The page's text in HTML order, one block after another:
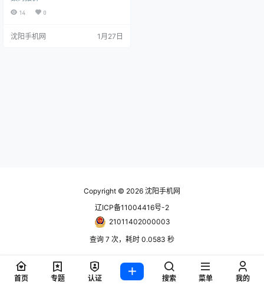
信同步，15674294444微信同步 沈
站更新！ www.024hh.com 微信公
14 0
沈阳手机网 1月27日
Copyright © 2026 沈阳手机网
辽ICP备11004416号-2
21011402000003
查询 7 次，耗时 0.0583 秒
首页 专题 认证 搜索 菜单 我的